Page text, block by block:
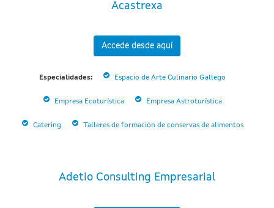
Acastrexa
Accede desde aquí
Especialidades: Espacio de Arte Culinario Gallego
Empresa Ecoturística Empresa Astroturística
Catering Talleres de formación de conservas de alimentos
Adetio Consulting Empresarial